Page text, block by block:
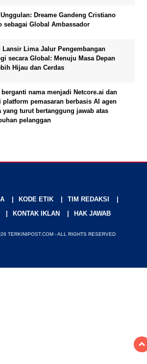
Dreame Gandeng Cristiano
sebagai Global Ambassador
Lansir Lima Jalur Pengembangan
secara Global: Menuju Masa Depan
Hijau dan Cerdas
berganti nama menjadi Netcore.ai dan
platform pemasaran berbasis AI agen
yang turut bertanggung jawab atas
pelanggan
KODE ETIK
TIM REDAKSI
KONTAK IKLAN HAK JAWAB
TERKINIPOST.COM - ALL RIGHTS RESERVED